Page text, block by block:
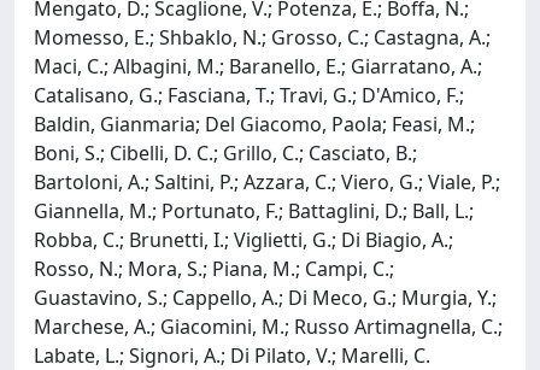
Mengato, D.; Scaglione, V.; Potenza, E.; Boffa, N.;
Momesso, E.; Shbaklo, N.; Grosso, C.; Castagna, A.;
Maci, C.; Albagini, M.; Baranello, E.; Giarratano, A.;
Catalisano, G.; Fasciana, T.; Travi, G.; D'Amico, F.;
Baldin, Gianmaria; Del Giacomo, Paola; Feasi, M.;
Boni, S.; Cibelli, D. C.; Grillo, C.; Casciato, B.;
Bartoloni, A.; Saltini, P.; Azzara, C.; Viero, G.; Viale, P.;
Giannella, M.; Portunato, F.; Battaglini, D.; Ball, L.;
Robba, C.; Brunetti, I.; Viglietti, G.; Di Biagio, A.;
Rosso, N.; Mora, S.; Piana, M.; Campi, C.;
Guastavino, S.; Cappello, A.; Di Meco, G.; Murgia, Y.;
Marchese, A.; Giacomini, M.; Russo Artimagnella, C.;
Labate, L.; Signori, A.; Di Pilato, V.; Marelli, C.